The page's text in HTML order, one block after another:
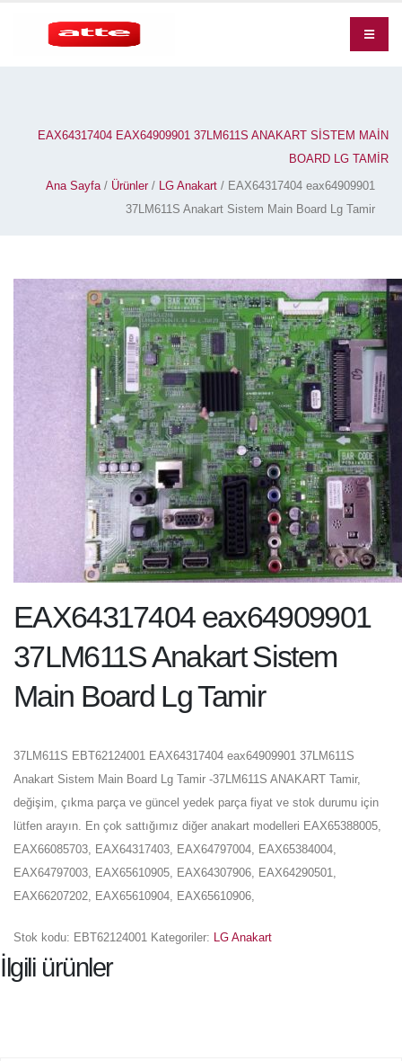
EAX64317404 EAX64909901 37LM611S ANAKART SISTEM MAIN
BOARD LG TAMIR
Ana Sayfa/ Ürünler/ LG Anakart / EAX64317404 eax64909901
37LM611S Anakart Sistem Main Board Lg Tamir
EAX64317404 eax64909901
37LM611S Anakart Sistem
Main Board Lg Tamir
37LM611S EBT62124001 EAX64317404 eax64909901 37LM611S
Anakart Sistem Main Board Lg Tamir -37LM611S ANAKART Tamir,
değişim, çıkma parça ve güncel yedek parça fiyat ve stok durumu için
lütfen arayın. En çok sattığımız diğer anakart modelleri EAX65388005,
EAX66085703, EAX64317403, EAX64797004, EAX65384004,
EAX64797003, EAX65610905, EAX64307906, EAX64290501,
EAX66207202, EAX65610904, EAX65610906,
Stok kodu: EBT62124001 Kategoriler: LG Anakart
İlgili ürünler